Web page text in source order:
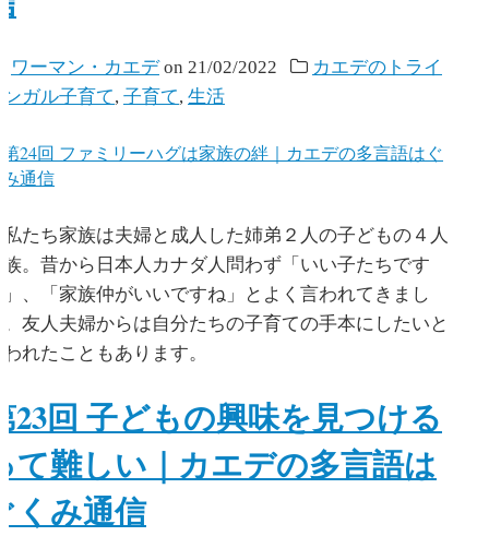
ワーマン・カエデon 21/02/2022
カエデのトライ
ガル子育て, 子育て, 生活
たち家族は夫婦と成人した姉弟２人の子どもの４人
。昔から日本人カナダ人問わず「いい子たちです
、「家族仲がいいですね」とよく言われてきまし
友人夫婦からは自分たちの子育ての手本にしたいと
れたこともあります。
23回 子どもの興味を見つける
て難しい｜カエデの多言語は
くみ通信